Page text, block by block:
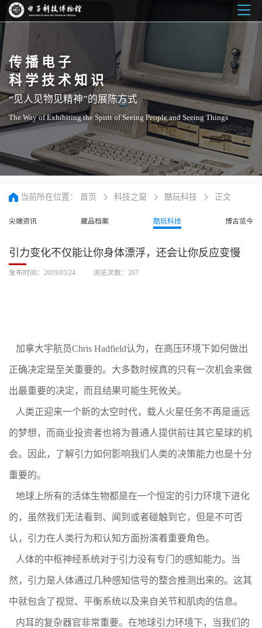
传播电子
科学技术知识
“见人见物见精神”的展陈方式
The Way of Exhibiting the Spirit of Seeing People and Seeing Things
当前所在位置： 首页 科技之窗 酷玩科技 正文
尖端资讯 藏品档案 酷玩科技 博古览今
引力变化不仅能让你身体漂浮，还会让你反应变慢
发布时间：2019/03/24 浏览次数： 267
加拿大宇航员Chris Hadfield认为，在高压环境下如何做出
正确决定是至关重要的。大多数时候真的只有一次机会来做
出最重要的决定，而且结果可能生死攸关。
人类正迎来一个新的太空时代，载人火星任务不再是遥远
的梦想，而商业投资者也将为普通人提供前往其它星球的机
会。因此，了解引力如何影响我们人类的决策能力也是十分
重要的。
地球上所有的活体生物都是在一个恒定的引力环境下进化
的，虽然我们无法看到、闻到或者碰触到它，但是不可否
认，引力在人类行为和认知方面扮演着重要角色。
人体的中枢神经系统对于引力没有专门的感知能力。当
然，引力是人体通过几种感知信号的整合推测出来的。这其
中就包含了视觉、平衡系统以及来自关节和肌肉的信息。
内耳的复杂器官非常重要。在地球引力环境下，当我们的